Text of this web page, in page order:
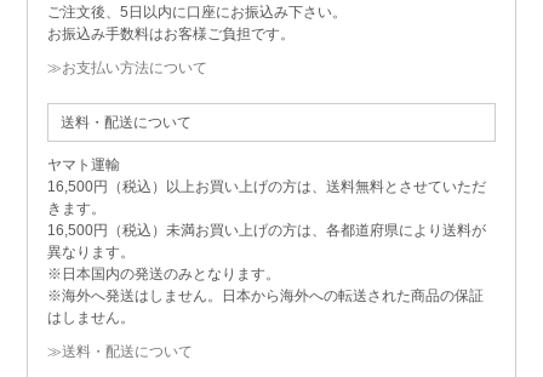
ご注文後、5日以内に口座にお振込み下さい。
お振込み手数料はお客様ご負担です。
≫お支払い方法について
送料・配送について
ヤマト運輸
16,500円（税込）以上お買い上げの方は、送料無料とさせていただ
きます。
16,500円（税込）未満お買い上げの方は、各都道府県により送料が
異なります。
※日本国内の発送のみとなります。
※海外へ発送はしません。日本から海外への転送された商品の保証
はしません。
≫送料・配送について